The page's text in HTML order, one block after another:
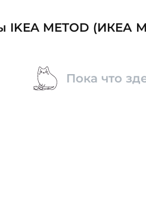
IKEA METOD (ИКЕА
Пока что